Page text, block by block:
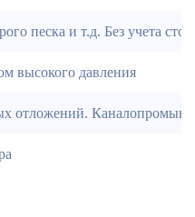
песка и т.д. Без учета
высокого давления
отложений.